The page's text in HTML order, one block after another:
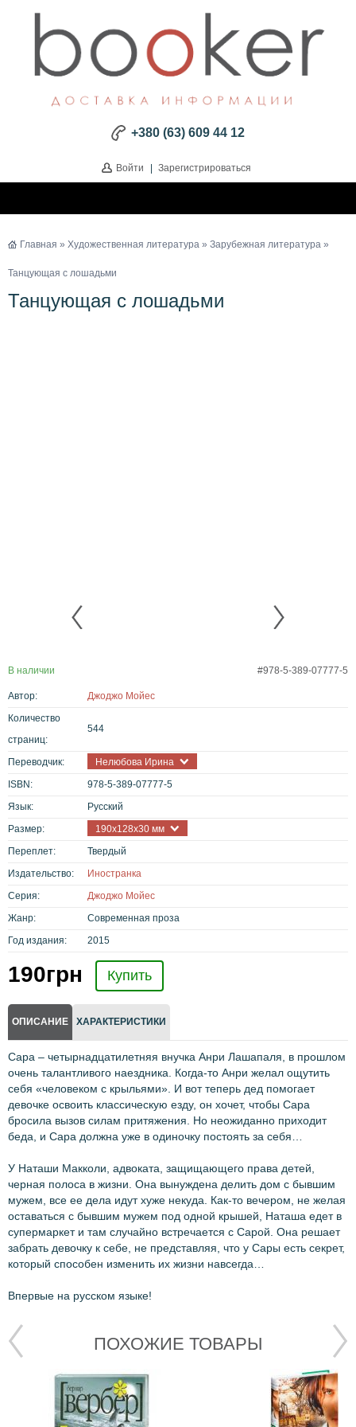
+380 (63) 609 44 12
Войти | Зарегистрироваться
Главная » Художественная литература » Зарубежная литература »
Танцующая с лошадьми
Танцующая с лошадьми
#978-5-389-07777-5
В наличии
Автор:
Джоджо Мойес
Количество
страниц:
544
Переводчик:
Нелюбова Ирина
ISBN:
978-5-389-07777-5
Язык:
Русский
Размер:
190x128x30 мм
Переплет:
Твердый
Издательство:
Иностранка
Серия:
Джоджо Мойес
Жанр:
Современная проза
Год издания:
2015
190грн Купить
ОПИСАНИЕ ХАРАКТЕРИСТИКИ
Сара – четырнадцатилетняя внучка Анри Лашапаля, в прошлом
очень талантливого наездника. Когда-то Анри желал ощутить
себя «человеком с крыльями». И вот теперь дед помогает
девочке освоить классическую езду, он хочет, чтобы Сара
бросила вызов силам притяжения. Но неожиданно приходит
беда, и Сара должна уже в одиночку постоять за себя…
У Наташи Макколи, адвоката, защищающего права детей,
черная полоса в жизни. Она вынуждена делить дом с бывшим
мужем, все ее дела идут хуже некуда. Как-то вечером, не желая
оставаться с бывшим мужем под одной крышей, Наташа едет в
супермаркет и там случайно встречается с Сарой. Она решает
забрать девочку к себе, не представляя, что у Сары есть секрет,
который способен изменить их жизни навсегда…
Впервые на русском языке!
ПОХОЖИЕ ТОВАРЫ